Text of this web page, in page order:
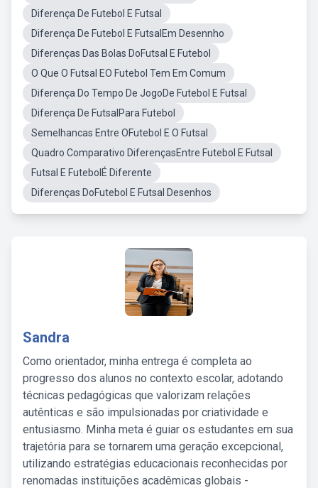
Diferença De Futebol E Futsal
Diferença De Futebol E FutsalEm Desennho
Diferenças Das Bolas DoFutsal E Futebol
O Que O Futsal EO Futebol Tem Em Comum
Diferença Do Tempo De JogoDe Futebol E Futsal
Diferença De FutsalPara Futebol
Semelhancas Entre OFutebol E O Futsal
Quadro Comparativo DiferençasEntre Futebol E Futsal
Futsal E FutebolÉ Diferente
Diferenças DoFutebol E Futsal Desenhos
Sandra
Como orientador, minha entrega é completa ao
progresso dos alunos no contexto escolar, adotando
técnicas pedagógicas que valorizam relações
autênticas e são impulsionadas por criatividade e
entusiasmo. Minha meta é guiar os estudantes em sua
trajetória para se tornarem uma geração excepcional,
utilizando estratégias educacionais reconhecidas por
renomadas instituições acadêmicas globais -